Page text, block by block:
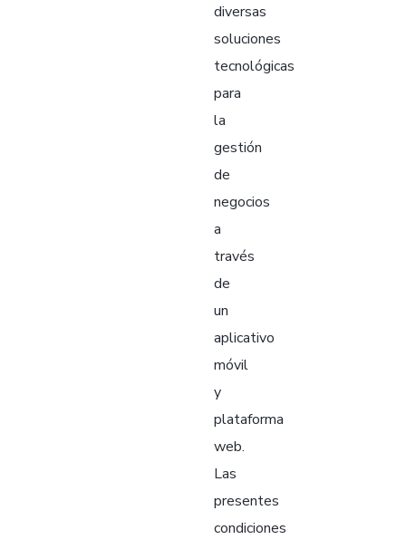
diversas
soluciones
tecnológicas
para
la
gestión
de
negocios
a
través
de
un
aplicativo
móvil
y
plataforma
web.
Las
presentes
condiciones